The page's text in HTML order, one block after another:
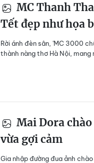
MC Thanh
Tết đẹp như họa
Rời ánh đèn sân, 'MC 3000
thành nàng thơ Hà Nội, mang
Mai Dora
vừa gợi cảm
Gia nhập đường đua ảnh